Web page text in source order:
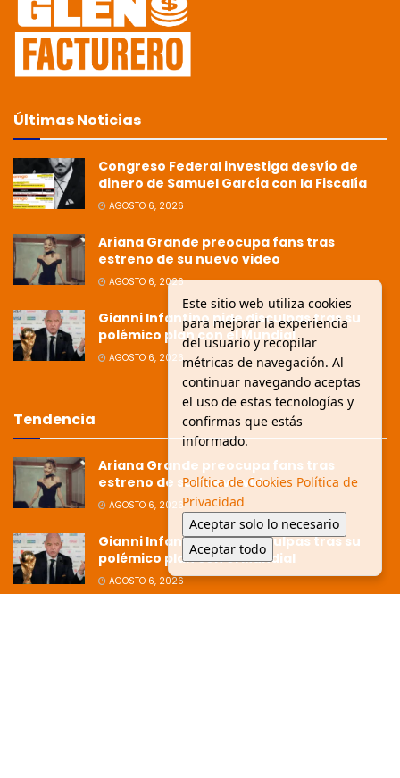
Últimas Noticias
Congreso Federal investiga desvío de
dinero de Samuel García con la Fiscalía
AGOSTO 6, 2026
Ariana Grande preocupa fans tras
estreno de su nuevo video
AGOSTO 6, 2026
Gianni Infantino pide disculpas tras su
polémico plan con el Mundial
AGOSTO 6, 2026
Tendencia
Ariana Grande preocupa fans tras
estreno de su nuevo video
AGOSTO 6, 2026
Gianni Infantino pide disculpas tras su
polémico plan con el Mundial
AGOSTO 6, 2026
Este sitio web utiliza cookies
para mejorar la experiencia
del usuario y recopilar
métricas de navegación. Al
continuar navegando aceptas
el uso de estas tecnologías y
confirmas que estás
informado.
Política de Cookies Política de
Privacidad
Aceptar solo lo necesario
Aceptar todo